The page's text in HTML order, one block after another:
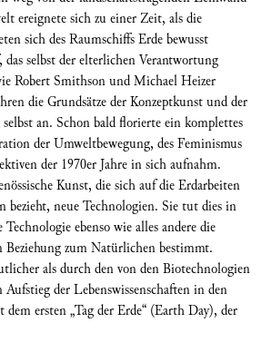
ereignete sich zu einer Zeit, als die
sich des Raumschiffs Erde bewusst
selbst der elterlichen Verantwortung
Robert Smithson und Michael Heizer
die Grundsätze der Konzeptkunst und der
an. Schon bald florierte ein komplettes
der Umweltbewegung, des Feminismus
der 1970er Jahre in sich aufnahm.
Kunst, die sich auf die Erdarbeiten
bezieht, neue Technologien. Sie tut dies in
Technologie ebenso wie alles andere die
Beziehung zum Natürlichen bestimmt.
als durch den von den Biotechnologien
der Lebenswissenschaften in den
ersten „Tag der Erde“ (Earth Day), der